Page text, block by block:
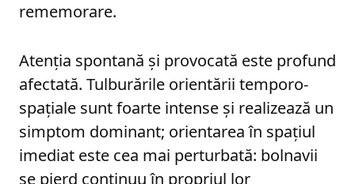
rememorare.
Atenţia spontană şi provocată este profund
afectată. Tulburările orientării temporo-
spaţiale sunt foarte intense şi realizează un
simptom dominant; orientarea în spaţiul
imediat este cea mai perturbată: bolnavii
se pierd continuu în propriul lor